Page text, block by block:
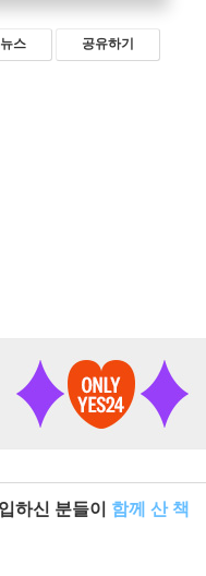
스 공유하기
하신 분들이 함께 산 책